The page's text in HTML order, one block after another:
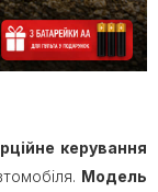
керування
Модель